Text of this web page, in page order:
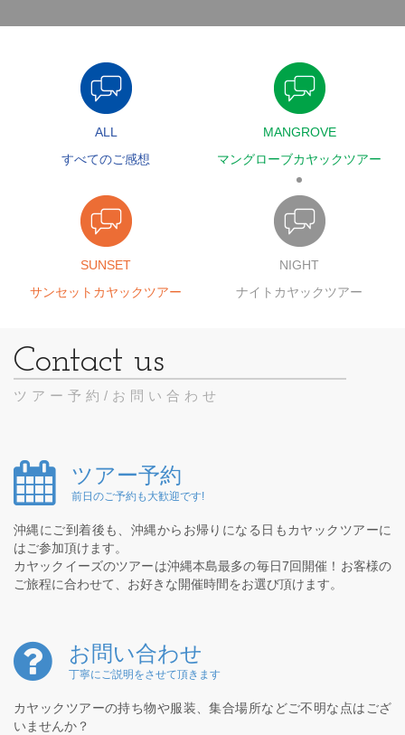
ALL
すべてのご感想
MANGROVE
マングローブカヤックツアー
SUNSET
サンセットカヤックツアー
NIGHT
ナイトカヤックツアー
ツアー予約/お問い合わせ
ツアー予約
前日のご予約も大歓迎です!
沖縄にご到着後も、沖縄からお帰りになる日もカヤックツアーに
はご参加頂けます。
カヤックイーズのツアーは沖縄本島最多の毎日7回開催！お客様の
ご旅程に合わせて、お好きな開催時間をお選び頂けます。
お問い合わせ
丁寧にご説明をさせて頂きます
カヤックツアーの持ち物や服装、集合場所などご不明な点はござ
いませんか？